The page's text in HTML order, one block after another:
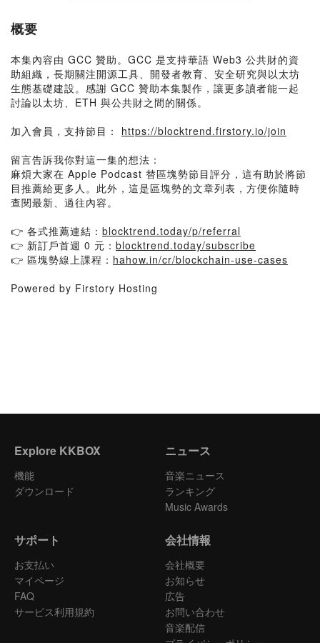
概要
本集內容由 GCC 贊助。GCC 是支持華語 Web3 公共財的資
助組織，長期關注開源工具、開發者教育、安全研究與以太坊
生態基礎建設。感謝 GCC 贊助本集製作，讓更多讀者能一起
討論以太坊、ETH 與公共財之間的關係。
加入會員，支持節目： https://blocktrend.firstory.io/join
留言告訴我你對這一集的想法：
麻煩大家在 Apple Podcast 替區塊勢節目評分，這有助於將節
目推薦給更多人。此外，這是區塊勢的文章列表，方便你隨時
查閱最新、過往內容。
👉 各式推薦連結： blocktrend.today/p/referral
👉 新訂戶首週 0 元： blocktrend.today/subscribe
👉 區塊勢線上課程： hahow.in/cr/blockchain-use-cases
Powered by Firstory Hosting
Explore KKBOX
機能
ダウンロード
ニュース
音楽ニュース
ランキング
Music Awards
サポート
お支払い
マイページ
FAQ
サービス利用規約
会社情報
会社概要
お知らせ
広告
お問い合わせ
音楽配信